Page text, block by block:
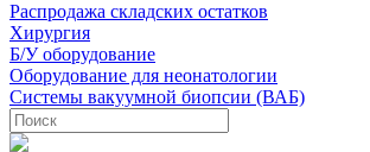
Распродажа складских остатков
Хирургия
Б/У оборудование
Оборудование для неонатологии
Системы вакуумной биопсии (ВАБ)